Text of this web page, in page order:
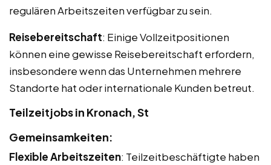
regulären Arbeitszeiten verfügbar zu sein.
Reisebereitschaft: Einige Vollzeitpositionen
können eine gewisse Reisebereitschaft erfordern,
insbesondere wenn das Unternehmen mehrere
Standorte hat oder internationale Kunden betreut.
Teilzeitjobs in Kronach, St
Gemeinsamkeiten:
Flexible Arbeitszeiten: Teilzeitbeschäftigte haben